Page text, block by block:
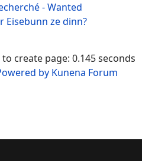
- Wanted
Eisebunn ze dinn?
to create page: 0.145 seconds
by Kunena Forum